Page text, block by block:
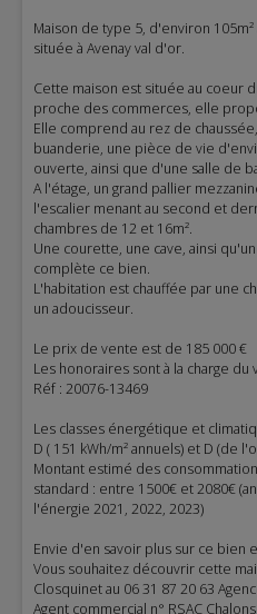
Maison de type 5, d'environ
située à Avenay val d'or.
Cette maison est située au coeur
proche des commerces, elle
Elle comprend au rez de
buanderie, une pièce de vie
ouverte, ainsi que d'une salle de
A l'étage, un grand pallier
l'escalier menant au second et
chambres de 12 et 16m².
Une courette, une cave, ainsi
complète ce bien.
L'habitation est chauffée par une
un adoucisseur.
Le prix de vente est de 185 000 €
Les honoraires sont à la charge du
Réf : 20076-13469
Les classes énergétique et
D ( 151 kWh/m² annuels) et D (de
Montant estimé des
standard : entre 1500€ et 2080€
l'énergie 2021, 2022, 2023)
Envie d'en savoir plus sur ce bien
Vous souhaitez découvrir cette
Closquinet au 06 31 87 20 63
Agent commercial n° RSAC